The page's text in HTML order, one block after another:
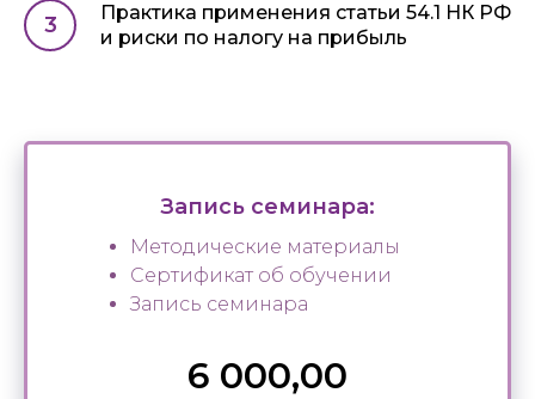
Практика применения статьи 54.1 НК РФ
и риски по налогу на прибыль
Запись семинара:
Методические материалы
Сертификат об обучении
Запись семинара
6 000,00